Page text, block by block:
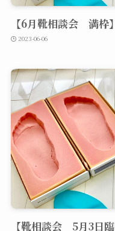
【6月靴相談会 満枠
2023-06-06
【靴相談会 5月3日